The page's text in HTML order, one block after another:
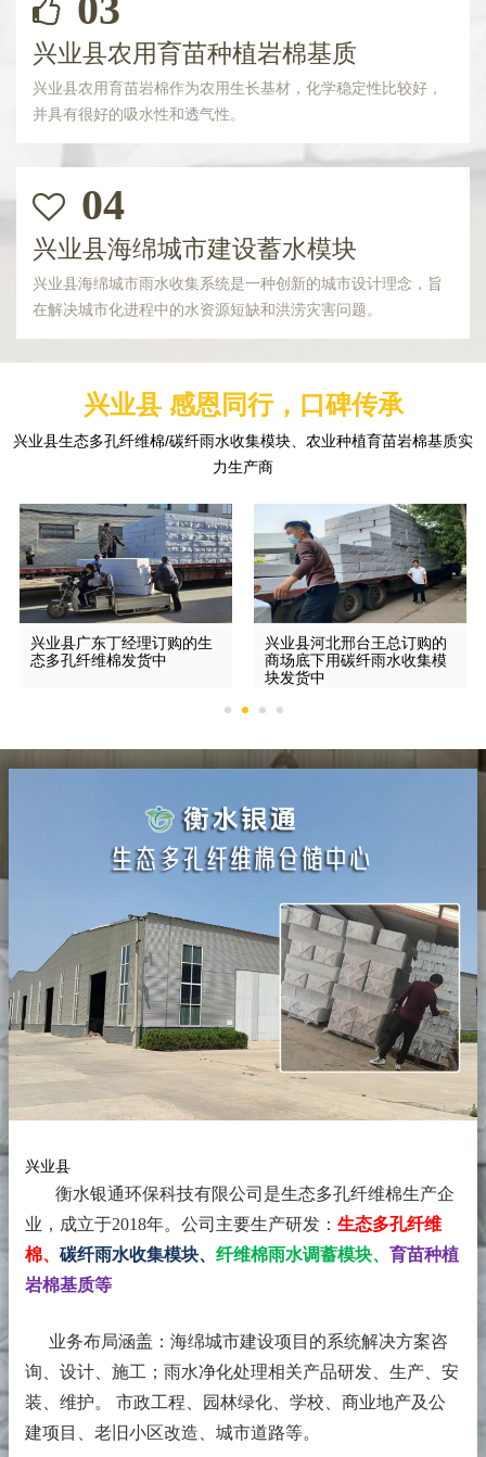
兴业县农用育苗种植岩棉基质
兴业县农用育苗岩棉作为农用生长基材，化学稳定性比较好，
并具有很好的吸水性和透气性。
04
兴业县海绵城市建设蓄水模块
兴业县海绵城市雨水收集系统是一种创新的城市设计理念，旨
在解决城市化进程中的水资源短缺和洪涝灾害问题。
兴业县 感恩同行，口碑传承
兴业县生态多孔纤维棉/碳纤雨水收集模块、农业种植育苗岩棉基质实
力生产商
兴业县广东丁经理订购的生
态多孔纤维棉发货中
兴业县河北邢台王总订购的
商场底下用碳纤雨水收集模
块发货中
兴业县
衡水银通环保科技有限公司是生态多孔纤维棉生产企
业，成立于2018年。 公司主要生产研发： 生态多孔纤维
棉、 碳纤雨水收集模块、 纤维棉雨水调蓄模块、 育苗种植
岩棉基质等
业务布局涵盖：海绵城市建设项目的系统解决方案咨
询、设计、施工；雨水净化处理相关产品研发、生产、安
装、维护。 市政工程、园林绿化、学校、商业地产及公
建项目、老旧小区改造、城市道路等。